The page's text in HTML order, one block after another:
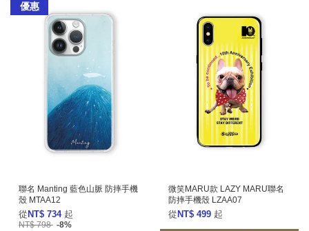
優惠
聯名 Manting 藍色山脈 防摔手機
殼 MTAA12
從 NT$ 734 起
NT$ 798 -8%
微笑MARU款 LAZY MARU聯名
防摔手機殼 LZAA07
從 NT$ 499 起